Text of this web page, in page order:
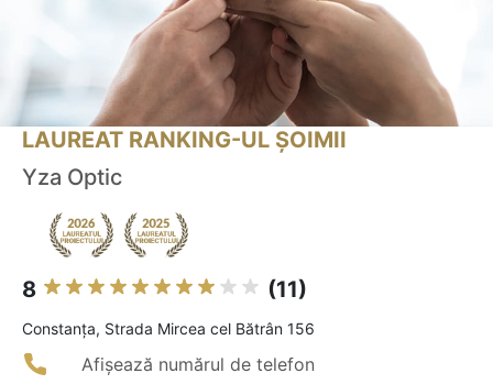
LAUREAT RANKING-UL ȘOIMII
Yza Optic
8 (11)
Constanţa, Strada Mircea cel Bătrân 156
Afișează numărul de telefon